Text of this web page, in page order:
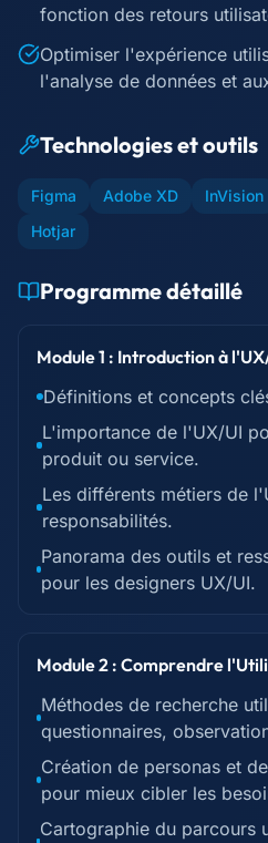
fonction des retours
Optimiser l'expérience
l'analyse de données et
Technologies et outils
Figma Adobe XD InVision
Hotjar
Programme détaillé
Module 1 : Introduction à
Définitions et concepts
L'importance de l'UX/UI
produit ou service.
Les différents métiers de
responsabilités.
Panorama des outils et
pour les designers UX/UI.
Module 2 : Comprendre
Méthodes de recherche
questionnaires,
Création de personas et
pour mieux cibler les
Cartographie du parcours